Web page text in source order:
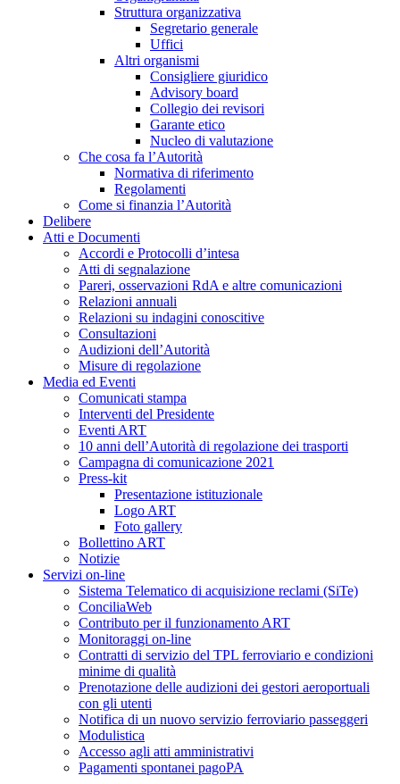
Struttura organizzativa
Segretario generale
Uffici
Altri organismi
Consigliere giuridico
Advisory board
Collegio dei revisori
Garante etico
Nucleo di valutazione
Che cosa fa l’Autorità
Normativa di riferimento
Regolamenti
Come si finanzia l’Autorità
Delibere
Atti e Documenti
Accordi e Protocolli d’intesa
Atti di segnalazione
Pareri, osservazioni RdA e altre comunicazioni
Relazioni annuali
Relazioni su indagini conoscitive
Consultazioni
Audizioni dell’Autorità
Misure di regolazione
Media ed Eventi
Comunicati stampa
Interventi del Presidente
Eventi ART
10 anni dell’Autorità di regolazione dei trasporti
Campagna di comunicazione 2021
Press-kit
Presentazione istituzionale
Logo ART
Foto gallery
Bollettino ART
Notizie
Servizi on-line
Sistema Telematico di acquisizione reclami (SiTe)
ConciliaWeb
Contributo per il funzionamento ART
Monitoraggi on-line
Contratti di servizio del TPL ferroviario e condizioni
minime di qualità
Prenotazione delle audizioni dei gestori aeroportuali
con gli utenti
Notifica di un nuovo servizio ferroviario passeggeri
Modulistica
Accesso agli atti amministrativi
Pagamenti spontanei pagoPA